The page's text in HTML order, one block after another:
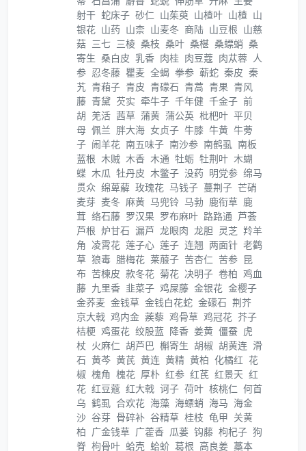
射干 蛇床子 砂仁 山茱萸 山楂叶 山楂 山
银花 山药 山柰 山麦冬 商陆 山豆根 山慈
菇 三七 三棱 桑枝 桑叶 桑椹 桑螵蛸 桑
寄生 桑白皮 乳香 肉桂 肉豆蔻 肉苁蓉 人
参 忍冬藤 瞿麦 全蝎 拳参 蕲蛇 秦皮 秦
艽 青葙子 青皮 青礞石 青蒿 青果 青风
藤 青黛 芡实 牵牛子 千年健 千金子 前
胡 羌活 茜草 蒲黄 蒲公英 枇杷叶 平贝
母 佩兰 胖大海 女贞子 牛膝 牛黄 牛蒡
子 闹羊花 南五味子 南沙参 南鹤虱 南板
蓝根 木贼 木香 木通 牡蛎 牡荆叶 木蝴
蝶 木瓜 牡丹皮 木鳖子 没药 明党参 绵马
贯众 绵萆薢 玫瑰花 马钱子 蔓荆子 芒硝
麦芽 麦冬 麻黄 马兜铃 马勃 鹿衔草 鹿
茸 络石藤 罗汉果 罗布麻叶 路路通 芦荟
芦根 炉甘石 漏芦 龙眼肉 龙胆 灵芝 羚羊
角 凌霄花 莲子心 莲子 连翘 两面针 老鹳
草 狼毒 腊梅花 莱菔子 苦杏仁 苦参 昆
布 苦楝皮 款冬花 菊花 决明子 卷柏 鸡血
藤 九里香 韭菜子 鸡屎藤 金银花 金樱子
金荞麦 金钱草 金钱白花蛇 金礞石 荆芥
京大戟 鸡内金 蒺藜 鸡骨草 鸡冠花 芥子
桔梗 鸡蛋花 绞股蓝 降香 姜黄 僵蚕 虎
杖 火麻仁 胡芦巴 槲寄生 胡椒 胡黄连 滑
石 黄芩 黄芪 黄连 黄精 黄柏 化橘红 花
椒 槐角 槐花 厚朴 红参 红芪 红景天 红
花 红豆蔻 红大戟 诃子 荷叶 核桃仁 何首
乌 鹤虱 合欢花 海藻 海螵蛸 海马 海金
沙 谷芽 骨碎补 谷精草 桂枝 龟甲 关黄
柏 广金钱草 广藿香 瓜蒌 钩藤 枸杞子 狗
脊 枸骨叶 蛤壳 蛤蚧 葛根 高良姜 藁本